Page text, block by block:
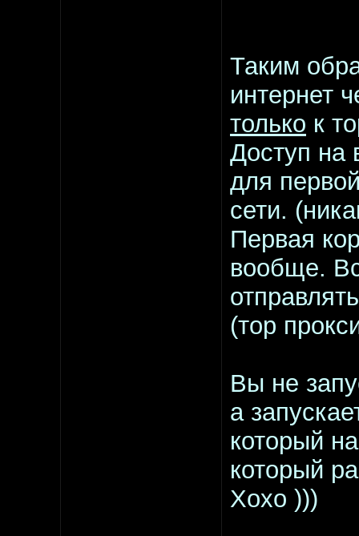
Таким
интернет
только к
Доступ на
для
сети.
Первая
вообще.
(тор
Вы не
а
который
который
Хохо )))